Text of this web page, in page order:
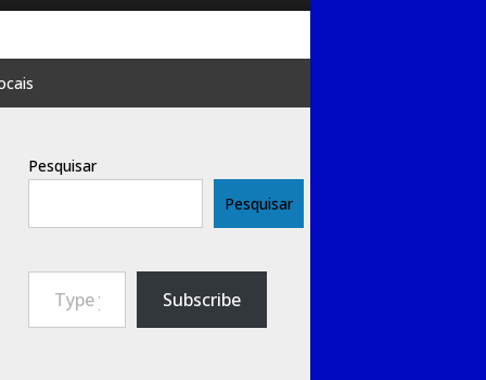
Pesquisar
Pesquisar
Type your email…
Subscribe